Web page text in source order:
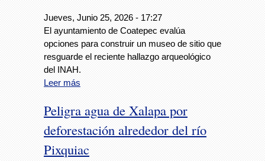
Jueves, Junio 25, 2026 - 17:27
El ayuntamiento de Coatepec evalúa
opciones para construir un museo de sitio que
resguarde el reciente hallazgo arqueológico
del INAH.
Leer más
Peligra agua de Xalapa por
deforestación alrededor del río
Pixquiac